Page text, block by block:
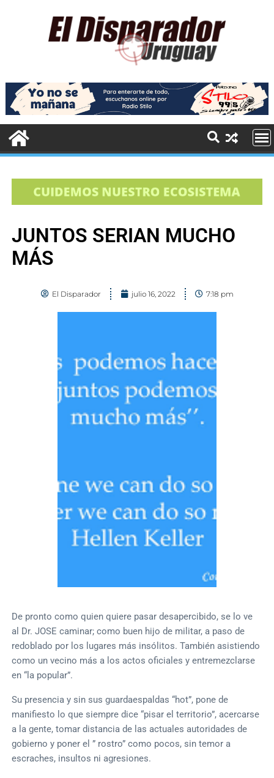
JUNTOS SERIAN MUCHO
MÁS
El Disparador julio 16, 2022 7:18 pm
De pronto como quien quiere pasar desapercibido, se lo ve
al Dr. JOSE caminar; como buen hijo de militar, a paso de
redoblado por los lugares más insólitos. También asistiendo
como un vecino más a los actos oficiales y entremezclarse
en “la popular”.
Su presencia y sin sus guardaespaldas “hot”, pone de
manifiesto lo que siempre dice “pisar el territorio”, acercarse
a la gente, tomar distancia de las actuales autoridades de
gobierno y poner el ” rostro” como pocos, sin temor a
escraches, insultos ni agresiones.